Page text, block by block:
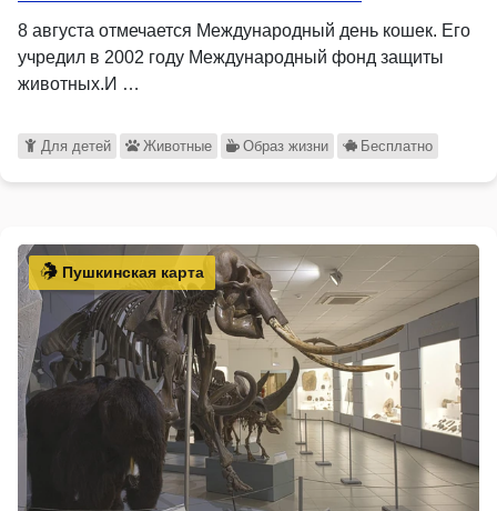
8 августа отмечается Международный день кошек. Его
учредил в 2002 году Международный фонд защиты
животных.И …
Для детей Животные Образ жизни Бесплатно
Пушкинская карта